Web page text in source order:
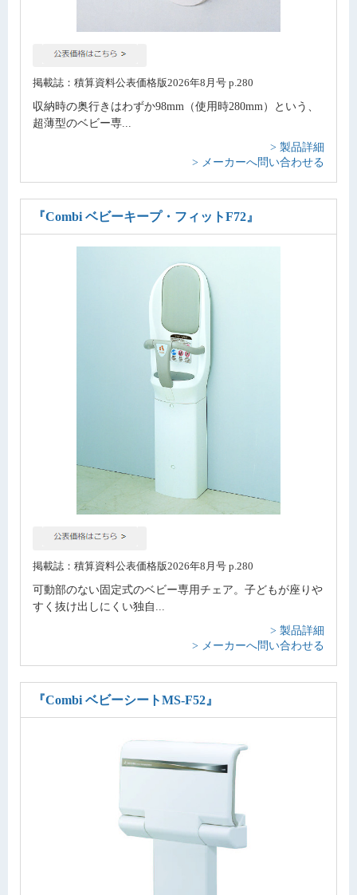
掲載誌：積算資料公表価格版2026年8月号 p.280
収納時の奥行きはわずか98mm（使用時280mm）という、
超薄型のベビー専...
> 製品詳細
> メーカーへ問い合わせる
『Combi ベビーキープ・フィットF72』
掲載誌：積算資料公表価格版2026年8月号 p.280
可動部のない固定式のベビー専用チェア。子どもが座りや
すく抜け出しにくい独自...
> 製品詳細
> メーカーへ問い合わせる
『Combi ベビーシートMS-F52』